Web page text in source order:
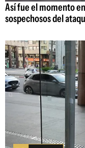
Así fue el momento
sospechosos del